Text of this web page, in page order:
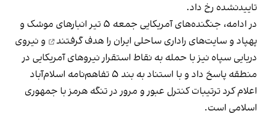
تاییدنشده رخ داد.
در ادامه، جنگنده‌های آمریکایی جمعه ۵ تیر انبارهای موشک و
پهپاد و سایت‌های راداری ساحلی ایران را هدف گرفتند
و نیروی
دریایی سپاه نیز با حمله به نقاط استقرار نیروهای آمریکایی در
منطقه پاسخ داد و با استناد به بند ۵ تفاهم‌نامه اسلام‌آباد
اعلام کرد ترتیبات کنترل عبور و مرور در تنگه هرمز با جمهوری
اسلامی است.